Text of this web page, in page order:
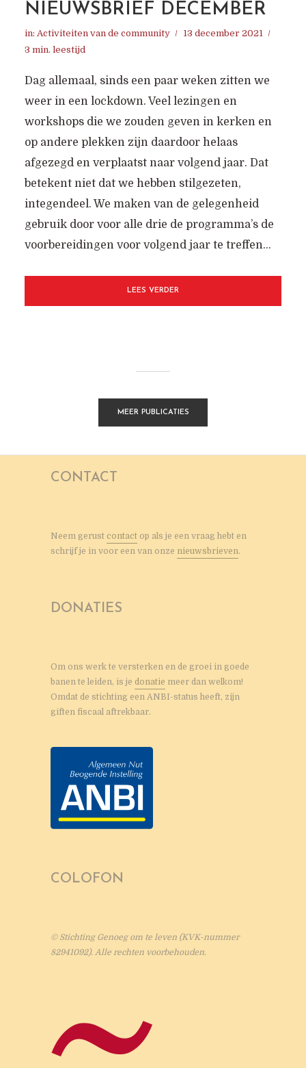
NIEUWSBRIEF DECEMBER
in: Activiteiten van de community
13 december 2021
3 min. leestijd
Dag allemaal, sinds een paar weken zitten we
weer in een lockdown. Veel lezingen en
workshops die we zouden geven in kerken en
op andere plekken zijn daardoor helaas
afgezegd en verplaatst naar volgend jaar. Dat
betekent niet dat we hebben stilgezeten,
integendeel. We maken van de gelegenheid
gebruik door voor alle drie de programma’s de
voorbereidingen voor volgend jaar te treffen...
LEES VERDER
MEER PUBLICATIES
CONTACT
Neem gerust contact op als je een vraag hebt en
schrijf je in voor een van onze nieuwsbrieven.
DONATIES
Om ons werk te versterken en de groei in goede
banen te leiden, is je donatie meer dan welkom!
Omdat de stichting een ANBI-status heeft, zijn
giften fiscaal aftrekbaar.
COLOFON
© Stichting Genoeg om te leven (KVK-nummer
82941092). Alle rechten voorbehouden.